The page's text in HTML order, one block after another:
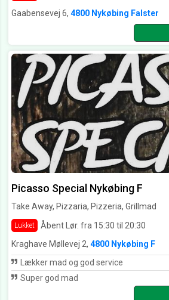
Gaabensevej 6, 4800 Nykøbing Falster
Picasso Special Nykøbing F
Take Away, Pizzaria, Pizzeria, Grillmad
Lukket Åbent Lør. fra 15:30 til 20:30
Kraghave Møllevej 2, 4800 Nykøbing F
Lækker mad og god service
Super god mad